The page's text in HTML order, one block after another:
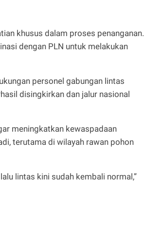
khusus dalam proses penanganan.
dengan PLN untuk melakukan
personel gabungan lintas
disingkirkan dan jalur nasional
meningkatkan kewaspadaan
terutama di wilayah rawan pohon
lintas kini sudah kembali normal,”